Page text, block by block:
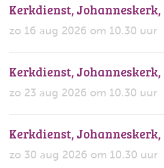
Kerkdienst,
zo 16 aug 2026 om 10.30 uur
Kerkdienst,
zo 23 aug 2026 om 10.30 uur
Kerkdienst,
zo 30 aug 2026 om 10.30 uur